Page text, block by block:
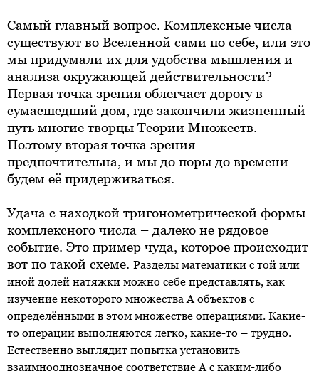
Самый главный вопрос. Комплексные числа
существуют во Вселенной сами по себе, или это
мы придумали их для удобства мышления и
анализа окружающей действительности?
Первая точка зрения облегчает дорогу в
сумасшедший дом, где закончили жизненный
путь многие творцы Теории Множеств.
Поэтому вторая точка зрения
предпочтительна, и мы до поры до времени
будем её придерживаться.
Удача с находкой тригонометрической формы
комплексного числа – далеко не рядовое
событие. Это пример чуда, которое происходит
вот по такой схеме. Разделы математики с той или
иной долей натяжки можно себе представлять, как
изучение некоторого множества A объектов с
определёнными в этом множестве операциями. Какие-
то операции выполняются легко, какие-то – трудно.
Естественно выглядит попытка установить
взаимнооднозначное соответствие A с каким-либо